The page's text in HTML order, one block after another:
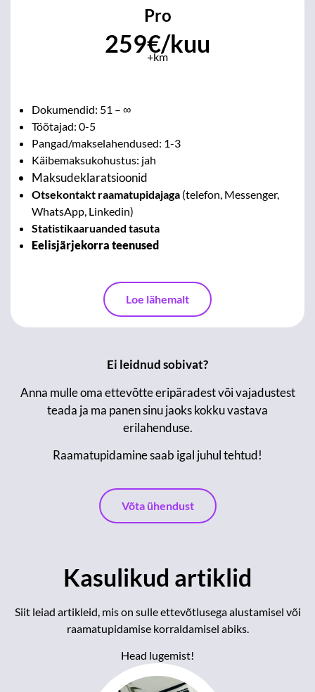
Pro
259€/kuu
+km
Dokumendid: 51 – ∞
Töötajad: 0-5
Pangad/makselahendused: 1-3
Käibemaksukohustus: jah
Maksudeklaratsioonid
Otsekontakt raamatupidajaga (telefon, Messenger,
WhatsApp, Linkedin)
Statistikaaruanded tasuta
Eelisjärjekorra teenused
Loe lähemalt
Ei leidnud sobivat?
Anna mulle oma ettevõtte eripäradest või vajadustest
teada ja ma panen sinu jaoks kokku vastava
erilahenduse.
Raamatupidamine saab igal juhul tehtud!
Võta ühendust
Kasulikud artiklid
Siit leiad artikleid, mis on sulle ettevõtlusega alustamisel või
raamatupidamise korraldamisel abiks.
Head lugemist!